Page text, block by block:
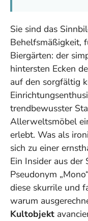
Sie sind das
Behelfsmäßigkeit,
Biergärten: der
hintersten Ecken
auf den sorgfältig
trendbewusster
Allerweltsmöbel
erlebt. Was als
sich zu einer
Ein Insider aus der
Pseudonym
diese skurrile und
warum
Kultobjekt